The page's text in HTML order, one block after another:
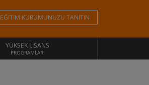
EĞITIM KURUMUNUZU TANITIN
YÜKSEK LISANS
PROGRAMLARI